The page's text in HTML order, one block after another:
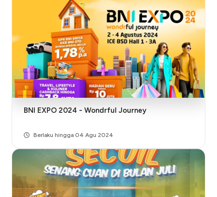
BNI EXPO 2024 - Wondrful Journey
Berlaku hingga 04 Agu 2024